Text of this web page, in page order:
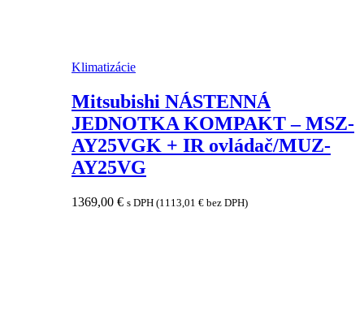
Klimatizácie
Mitsubishi NÁSTENNÁ
JEDNOTKA KOMPAKT – MSZ-
AY25VGK + IR ovládač/MUZ-
AY25VG
1369,00 € s DPH (1113,01 € bez DPH)